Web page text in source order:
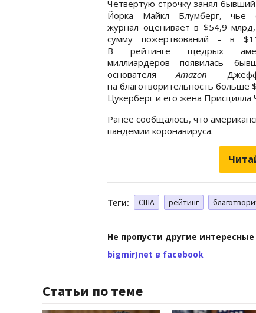
Четвертую строчку занял
Йорка Майкл Блумберг, чье
журнал оценивает в $54,9
сумму пожертвований - в
В рейтинге щедрых
миллиардеров появилась
основателяAmazon
на благотворительность больше
Цукерберг и его жена Присцилла
Ранее сообщалось, что
пандемии коронавируса.
Теги: США рейтинг
Не пропусти другие
bigmir)net в facebook
Статьи по теме